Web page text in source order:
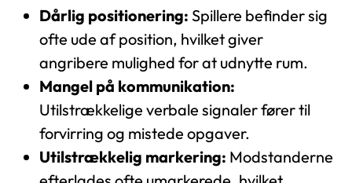
Dårlig positionering: Spillere befinder sig
ofte ude af position, hvilket giver
angribere mulighed for at udnytte rum.
Mangel på kommunikation:
Utilstrækkelige verbale signaler fører til
forvirring og mistede opgaver.
Utilstrækkelig markering: Modstanderne